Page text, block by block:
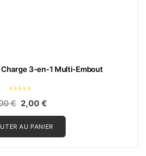
3-en-1 Multi-Embout
o
e
s
r
€ Le
prix
initial
était :
2,00€
prix
actuel
est :
AU PANIER